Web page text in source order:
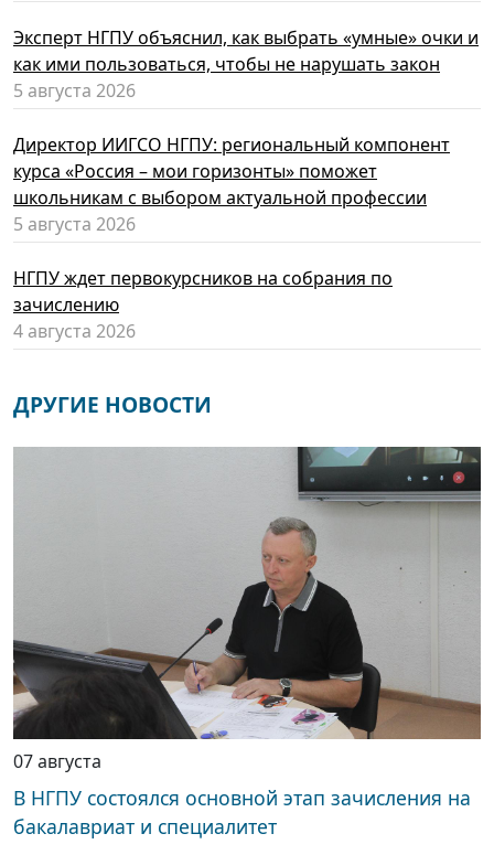
Эксперт НГПУ объяснил, как выбрать «умные» очки и
как ими пользоваться, чтобы не нарушать закон
5 августа 2026
Директор ИИГСО НГПУ: региональный компонент
курса «Россия – мои горизонты» поможет
школьникам с выбором актуальной профессии
5 августа 2026
НГПУ ждет первокурсников на собрания по
зачислению
4 августа 2026
ДРУГИЕ НОВОСТИ
07 августа
В НГПУ состоялся основной этап зачисления на
бакалавриат и специалитет